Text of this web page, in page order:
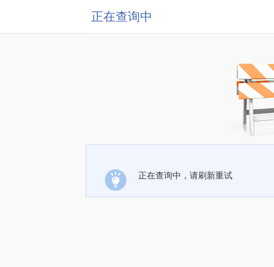
正在查询中
正在查询中，请刷新重试